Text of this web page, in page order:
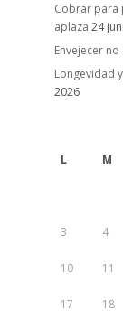
Cobrar para
aplaza 24
Envejecer
Longevidad
2026
L M
3 4
10 11
17 18